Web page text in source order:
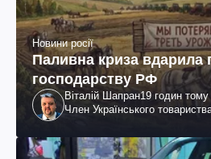
Новини росії
Паливна криза вдарила
господарству РФ
Віталій Шапран19 годин тому
Член Українського